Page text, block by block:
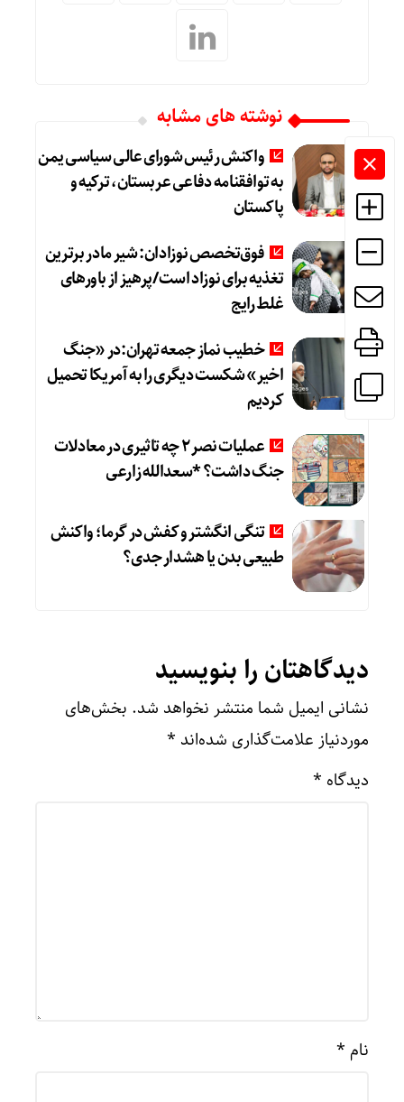
نوشته های مشابه
واکنش رئیس شورای عالی سیاسی یمن
به توافقنامه دفاعی عربستان، ترکیه و
پاکستان
فوق‌تخصص نوزادان: شیر مادر برترین
تغذیه برای نوزاد است/پرهیز از باورهای
غلط رایج
خطیب نماز جمعه تهران:در «جنگ
اخیر» شکست دیگری را به آمریکا تحمیل
کردیم
عملیات نصر ۲ چه تاثیری در معادلات
جنگ داشت؟ *سعدالله زارعی
تنگی انگشتر و کفش در گرما؛ واکنش
طبیعی بدن یا هشدار جدی؟
دیدگاهتان را بنویسید
نشانی ایمیل شما منتشر نخواهد شد. بخش‌های
موردنیاز علامت‌گذاری شده‌اند *
دیدگاه *
نام *